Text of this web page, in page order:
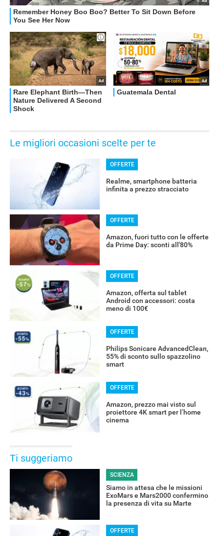
Le migliori occasioni scelte per te
OFFERTE
Realme, smartphone batteria
infinita a prezzo stracciato
OFFERTE
Amazon, fuori tutto con le offerte
da Prime Day: sconti all'80%
OFFERTE
Amazon, offerta sul tablet
Android con accessori: costa
meno di 100€
OFFERTE
Philips Sonicare AdvancedClean,
55% di sconto sullo spazzolino
smart
OFFERTE
Amazon, prezzo mai visto sul
proiettore 4K smart per l’home
cinema
Ti suggeriamo
SCIENZA
Siamo in attesa che le missioni
ExoMars e Mars2000 confermino
la presenza di vita su Marte
OFFERTE